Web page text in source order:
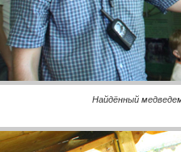
Найдённый